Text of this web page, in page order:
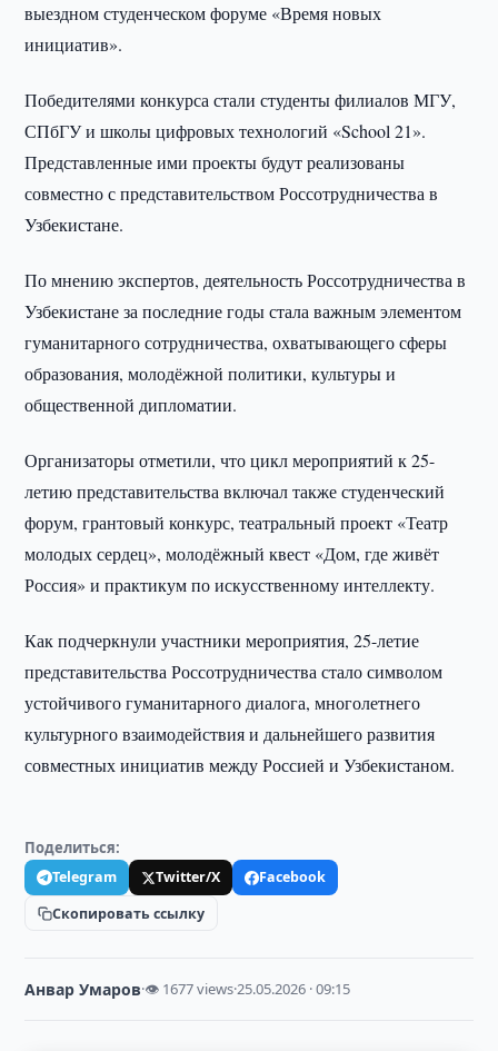
выездном студенческом форуме «Время новых
инициатив».
Победителями конкурса стали студенты филиалов МГУ,
СПбГУ и школы цифровых технологий «School 21».
Представленные ими проекты будут реализованы
совместно с представительством Россотрудничества в
Узбекистане.
По мнению экспертов, деятельность Россотрудничества в
Узбекистане за последние годы стала важным элементом
гуманитарного сотрудничества, охватывающего сферы
образования, молодёжной политики, культуры и
общественной дипломатии.
Организаторы отметили, что цикл мероприятий к 25-
летию представительства включал также студенческий
форум, грантовый конкурс, театральный проект «Театр
молодых сердец», молодёжный квест «Дом, где живёт
Россия» и практикум по искусственному интеллекту.
Как подчеркнули участники мероприятия, 25-летие
представительства Россотрудничества стало символом
устойчивого гуманитарного диалога, многолетнего
культурного взаимодействия и дальнейшего развития
совместных инициатив между Россией и Узбекистаном.
Поделиться:
Telegram Twitter/X
Facebook
Скопировать ссылку
Анвар Умаров·👁 1677 views·25.05.2026 · 09:15